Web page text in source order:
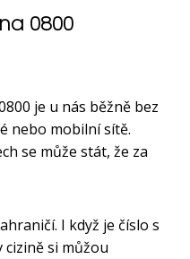
0800
je u nás běžně bez
nebo mobilní sítě.
se může stát, že za
I když je číslo s
si můžou